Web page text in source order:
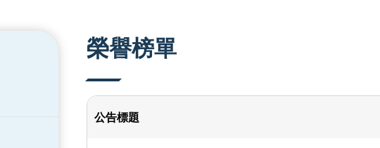
榮譽榜單
公告標題